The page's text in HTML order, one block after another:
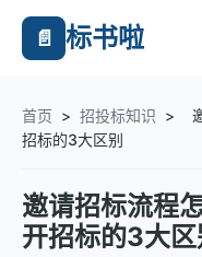
📄 标书啦
首页 > 招投标知识 >
招标的3大区别
邀请招标流程
开招标的3大区